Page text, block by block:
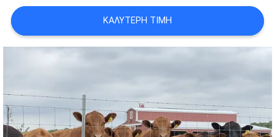
PRIVACY
POLICY
ΚΑΛΎΤΕΡΗ ΤΙΜΉ